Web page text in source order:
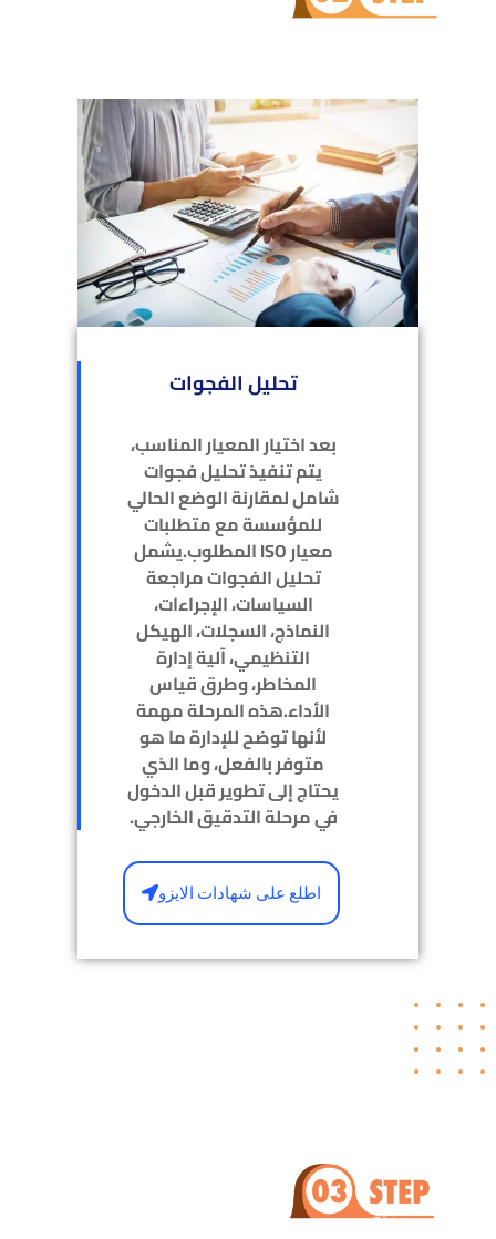
تحليل الفجوات
بعد اختيار المعيار المناسب،
يتم تنفيذ تحليل فجوات
شامل لمقارنة الوضع الحالي
للمؤسسة مع متطلبات
معيار ISO المطلوب.يشمل
تحليل الفجوات مراجعة
السياسات، الإجراءات،
النماذج، السجلات، الهيكل
التنظيمي، آلية إدارة
المخاطر، وطرق قياس
الأداء.هذه المرحلة مهمة
لأنها توضح للإدارة ما هو
متوفر بالفعل، وما الذي
يحتاج إلى تطوير قبل الدخول
في مرحلة التدقيق الخارجي.
اطلع على شهادات الايزو